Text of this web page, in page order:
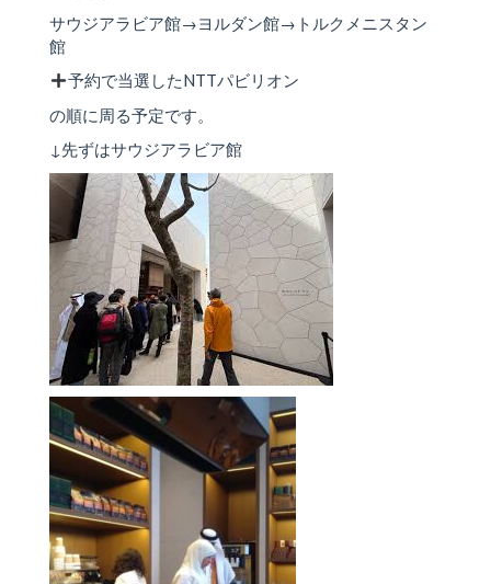
サウジアラビア館→ヨルダン館→トルクメニスタン
館
予約で当選したNTTパビリオン
の順に周る予定です。
↓先ずはサウジアラビア館